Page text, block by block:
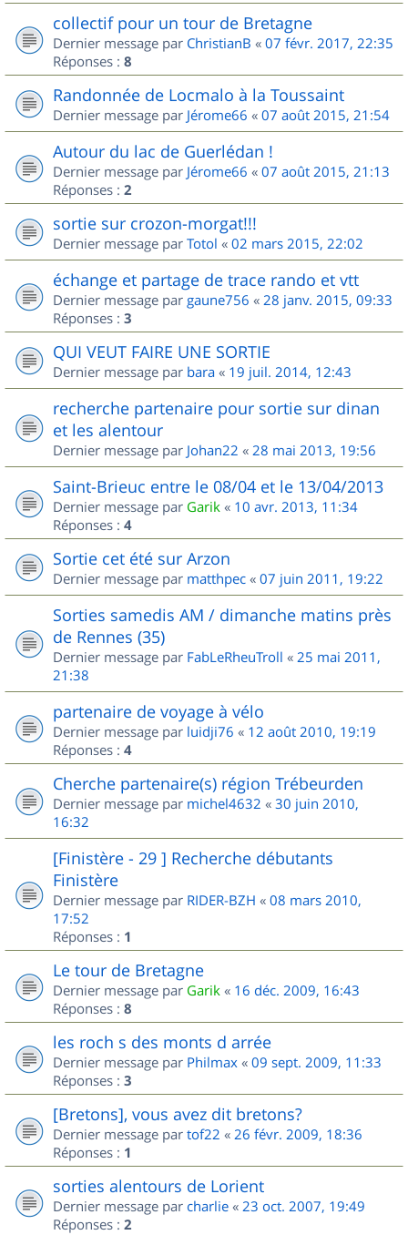
collectif pour un tour de Bretagne
Dernier message par ChristianB « 07 févr. 2017, 22:35
Réponses : 8
Randonnée de Locmalo à la Toussaint
Dernier message par Jérome66 « 07 août 2015, 21:54
Autour du lac de Guerlédan !
Dernier message par Jérome66 « 07 août 2015, 21:13
Réponses : 2
sortie sur crozon-morgat!!!
Dernier message par Totol « 02 mars 2015, 22:02
échange et partage de trace rando et vtt
Dernier message par gaune756 « 28 janv. 2015, 09:33
Réponses : 3
QUI VEUT FAIRE UNE SORTIE
Dernier message par bara « 19 juil. 2014, 12:43
recherche partenaire pour sortie sur dinan
et les alentour
Dernier message par Johan22 « 28 mai 2013, 19:56
Saint-Brieuc entre le 08/04 et le 13/04/2013
Dernier message par Garik « 10 avr. 2013, 11:34
Réponses : 4
Sortie cet été sur Arzon
Dernier message par matthpec « 07 juin 2011, 19:22
Sorties samedis AM / dimanche matins près
de Rennes (35)
Dernier message par FabLeRheuTroll « 25 mai 2011,
21:38
partenaire de voyage à vélo
Dernier message par luidji76 « 12 août 2010, 19:19
Réponses : 4
Cherche partenaire(s) région Trébeurden
Dernier message par michel4632 « 30 juin 2010,
16:32
[Finistère - 29 ] Recherche débutants
Finistère
Dernier message par RIDER-BZH « 08 mars 2010,
17:52
Réponses : 1
Le tour de Bretagne
Dernier message par Garik « 16 déc. 2009, 16:43
Réponses : 8
les roch s des monts d arrée
Dernier message par Philmax « 09 sept. 2009, 11:33
Réponses : 3
[Bretons], vous avez dit bretons?
Dernier message par tof22 « 26 févr. 2009, 18:36
Réponses : 1
sorties alentours de Lorient
Dernier message par charlie « 23 oct. 2007, 19:49
Réponses : 2